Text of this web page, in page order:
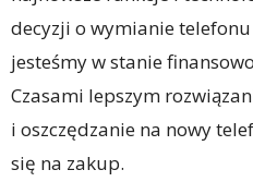
decyzji o wymianie
jesteśmy w stanie
Czasami lepszym
i oszczędzanie na nowy
się na zakup.